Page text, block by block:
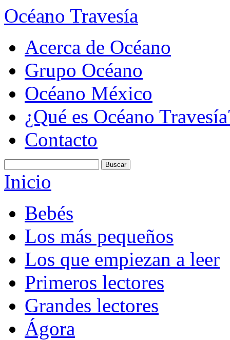
Océano Travesía
Acerca de Océano
Grupo Océano
Océano México
¿Qué es Océano
Contacto
Inicio
Bebés
Los más pequeños
Los que empiezan a leer
Primeros lectores
Grandes lectores
Ágora